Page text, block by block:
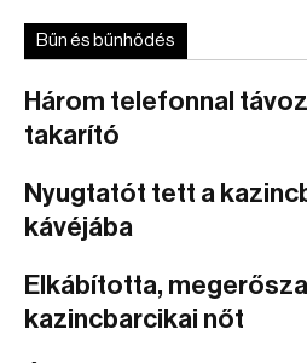
Bűn és bűnhődés
Három telefonnal
takarító
Nyugtatót tett a
kávéjába
Elkábította,
kazincbarcikai nőt